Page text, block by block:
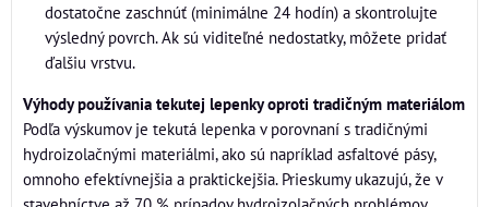
dostatočne zaschnúť (minimálne 24 hodín) a skontrolujte
výsledný povrch. Ak sú viditeľné nedostatky, môžete pridať
ďalšiu vrstvu.
Výhody používania tekutej lepenky oproti tradičným materiálom
Podľa výskumov je tekutá lepenka v porovnaní s tradičnými
hydroizolačnými materiálmi, ako sú napríklad asfaltové pásy,
omnoho efektívnejšia a praktickejšia. Prieskumy ukazujú, že v